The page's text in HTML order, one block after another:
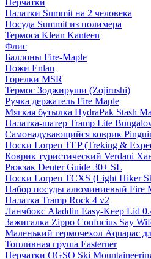
Палатки Summit на 2 человека
Посуда Summit из полимера
Термоса Klean Kanteen
Флис
Баллоны Fire-Maple
Ножи Enlan
Горелки MSR
Термос Зоджируши (Zojirushi)
Ручка держатель Fire Maple
Мягкая бутылка HydraPak Stash
Палатка-шатер Tramp Lite
Самонадувающийся коврик
Носки Lorpen TEP (Treking &
Коврик туристический Verdani
Рюкзак Deuter Guide 30+ SL
Носки Lorpen TCXS (Light Hiker
Набор посуды алюминиевый Fire
Палатка Tramp Rock 4 v2
Ланчбокс Aladdin Easy-Keep Lid
Зажигалка Zippo Confucius Say
Маленький гермочехол Aquapac
Топливная груша Easterner
Перчатки OGSO Ski